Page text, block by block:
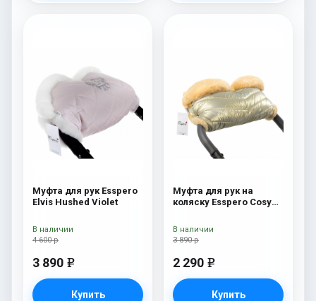
Муфта для рук Esspero
Elvis Hushed Violet
4 600 р
3 890 e
Купить
В наличии
Муфта для рук на
коляску Esspero Cosy
3 890 р
2 290 e
Купить
В наличии